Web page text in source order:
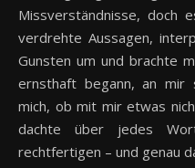
Missverständnisse, doch
verdrehte Aussagen,
Gunsten um und brachte
ernsthaft begann, an mir
mich, ob mit mir etwas
dachte über jedes
rechtfertigen – und genau